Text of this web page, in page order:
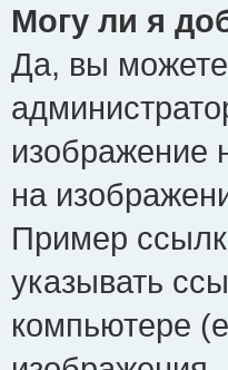
Могу ли я
Да, вы
изображение
на
Пример
указывать
компьютере